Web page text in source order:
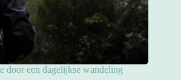
door een dagelijkse wandeling